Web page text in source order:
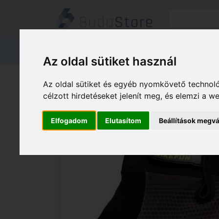
Az oldal sütiket használ
Az oldal sütiket és egyéb nyomkövető
célzott hirdetéseket jelenít meg, és elemzi a
Elfogadom Elutasítom Beállítások
Termékeink HÁZ KERT HOBBY
BIKEFUN Kesztyű BF hosszú AirZone